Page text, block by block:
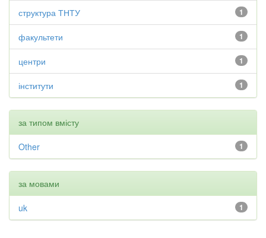
1
структура ТНТУ
1
факультети
1
центри
1
інститути
за типом вмісту
1
Other
за мовами
1
uk